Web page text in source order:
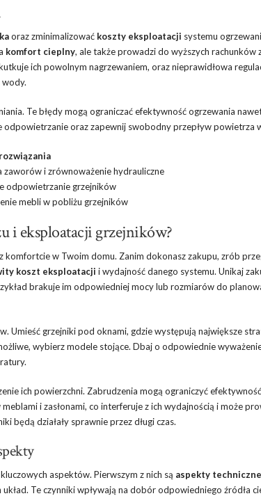
oraz zminimalizować koszty eksploatacji systemu
komfort cieplny, ale także prowadzi do wyższych rachunków
ich powolnym nagrzewaniem, oraz nieprawidłowa
Te błędy mogą ograniczać efektywność ogrzewania
oraz zapewnij swobodny przepływ powietrza
zaworów i zrównoważenie hydrauliczne
odpowietrzanie grzejników
mebli w pobliżu grzejników
i eksploatacji grzejników?
komfortcie w Twoim domu. Zanim dokonasz zakupu, zrób
koszt eksploatacji i wydajność danego systemu. Unikaj
brakuje im odpowiedniej mocy lub rozmiarów do
Umieść grzejniki pod oknami, gdzie występują największe
wybierz modele stojące. Dbaj o odpowiednie
ich powierzchni. Zabrudzenia mogą ograniczyć
i zasłonami, co interferuje z ich wydajnością i może
będą działały sprawnie przez długi czas.
aspektów. Pierwszym z nich są aspekty techniczne
Te czynniki wpływają na dobór odpowiedniego źródła